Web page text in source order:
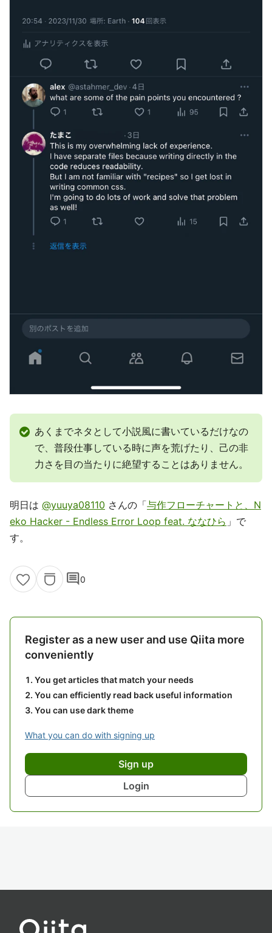
あくまでネタとして小説風に書いているだけなの
で、普段仕事している時に声を荒げたり、己の非
力さを目の当たりに絶望することはありません。
明日は @yuuya08110 さんの「与作フローチャートと、N
eko Hacker - Endless Error Loop feat. ななひら 」で
す。
comment0
Register as a new user and use Qiita more
conveniently
You get articles that match your needs
You can efficiently read back useful information
You can use dark theme
What you can do with signing up
Sign up
Login